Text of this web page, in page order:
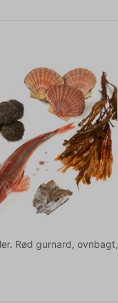
Rød gurnard, ovnbagt,